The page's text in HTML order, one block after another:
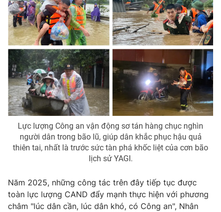
Lực lượng Công an vận động sơ tán hàng chục nghìn
người dân trong bão lũ, giúp dân khắc phục hậu quả
thiên tai, nhất là trước sức tàn phá khốc liệt của cơn bão
lịch sử YAGI.
Năm 2025, những công tác trên đây tiếp tục được
toàn lực lượng CAND đẩy mạnh thực hiện với phương
châm "lúc dân cần, lúc dân khó, có Công an", Nhân